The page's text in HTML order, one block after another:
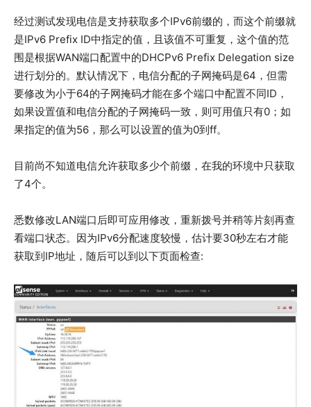
经过测试发现电信是支持获取多个IPv6前缀的，而这个前缀就
是IPv6 Prefix ID中指定的值，且该值不可重复，这个值的范
围是根据WAN端口配置中的DHCPv6 Prefix Delegation size
进行划分的。默认情况下，电信分配的子网掩码是64，但需
要修改为小于64的子网掩码才能在多个端口中配置不同ID，
如果设置值和电信分配的子网掩码一致，则可用值只有0；如
果指定的值为56，那么可以设置的值为0到ff。
目前尚不知道电信允许获取多少个前缀，在我的环境中只获取
了4个。
悉数修改LAN端口后即可应用修改，重新拨号并稍等片刻再查
看端口状态。因为IPv6分配速度较慢，估计要30秒左右才能
获取到IP地址，随后可以到以下页面检查: